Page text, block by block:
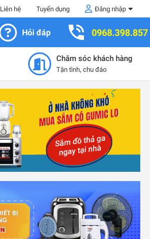
Liên hệ Tuyển dụng Đăng nhập
Hỏi đáp 0968.398.857
Chăm sóc khách hàng
Tận tình, chu đáo